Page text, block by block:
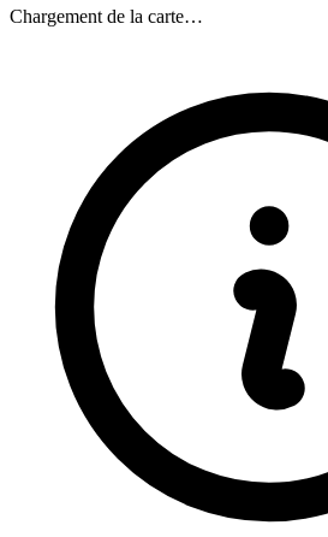
Chargement de la carte…